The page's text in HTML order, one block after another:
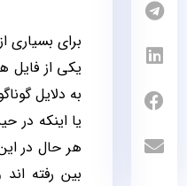
برای بسیاری
یکی از فایل
یا اینکه در
هر حال در
بین رفته